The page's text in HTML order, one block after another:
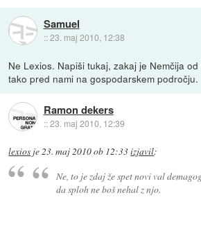
Samuel
::23. maj 2010, 12:38
Ne Lexios. Napiši tukaj, zakaj je Nemčija
tako pred nami na gospodarskem področju.
Ramon dekers
::23. maj 2010, 12:39
lexios je23. maj 2010 ob 12:33izjavil:
Ne, to je zdaj že spet novi val
da sploh ne boš nehal z njo.